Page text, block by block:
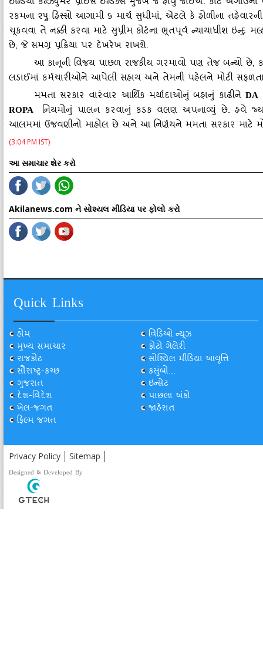
રકમના ૨૫્રુ હિસ્‍સો આગામી ૬ માર્ચ સુધીમાં, એટલે કે હોળીના
ચૂકવવા તે નક્કી કરવા માટે સુપ્રીમ કોર્ટના ભૂતપૂર્વ ન્‍યાયાધીશ ઇન્‍દુ
છે, જે સમગ્ર પ્રક્રિયા પર દેખરેખ રાખશે.
આ કાનૂની વિજય પાછળ રાજકીય ગરમાવો પણ તેજ બન્‍યો છે,
લડાઈમાં કર્મચારીઓને આપેલી સહાય અને તેમની પહેલને મોટી
મમતા સરકાર વારંવાર આર્થિક મર્યાદાઓનું બહાનું કાઢીને DA
ROPA
નિયમોનું પાલન કરવાનું કડક વલણ અપનાવ્‍યું છે. હવે
આલમમાં ઉજવણીનો માહોલ છે અને આ નિર્ણયને મમતા સરકાર માટે
(3:04 PM IST)
આ સમાચાર શેર કરો
Akilanews.com ને સોશ્યલ મીડિયા પર ફોલો કરો
Quick Links
હોમ
મુખ્ય સમાચાર
રાજકોટ
સૌરાષ્ટ્ર-કચ્છ
ગુજરાત
દેશ-વિદેશ
ખેલ-જગત
ફિલ્મ જગત
વિડિઓ ન્યૂઝ
ફોટો ગેલેરી
સોશ્યિલ મીડિયા આવૃત્તિ
કસુંબો...
ઇન્સેટ
પાછલા અંકો
જાહેરાત
Privacy Policy Sitemap
Designed & Developed By